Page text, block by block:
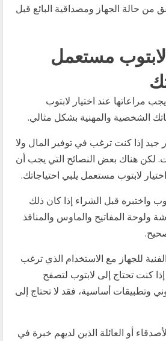
من حالة الجهاز ومصداقية البائع قبل
لابتوب مستعمل
مراعاتها عند اختيار لابتوب
الشخصية والمهنية بشكل مثالي.
إذا كنت ترغب في توفير المال ولا
لكن هناك بعض النصائح التي يجب أن
لابتوب مستعمل يلبي احتياجاتك.
واختبره قبل الشراء إذا كان ذلك
ولوحة المفاتيح والماوس والمنافذ
للجهاز مع الاستخدام الذي ترغب
كنت تحتاج إلى لابتوب لتصفح
وتطبيقات أساسية، فقد لا تحتاج إلى
أو العائلة الذين لديهم خبرة في